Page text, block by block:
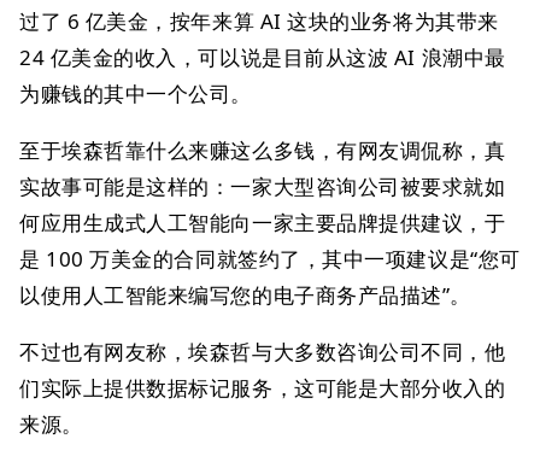
过了 6 亿美金，按年来算 AI 这块的业务将为其带来
24 亿美金的收入，可以说是目前从这波 AI 浪潮中最
为赚钱的其中一个公司。
至于埃森哲靠什么来赚这么多钱，有网友调侃称，真
实故事可能是这样的：一家大型咨询公司被要求就如
何应用生成式人工智能向一家主要品牌提供建议，于
是 100 万美金的合同就签约了，其中一项建议是“您可
以使用人工智能来编写您的电子商务产品描述”。
不过也有网友称，埃森哲与大多数咨询公司不同，他
们实际上提供数据标记服务，这可能是大部分收入的
来源。